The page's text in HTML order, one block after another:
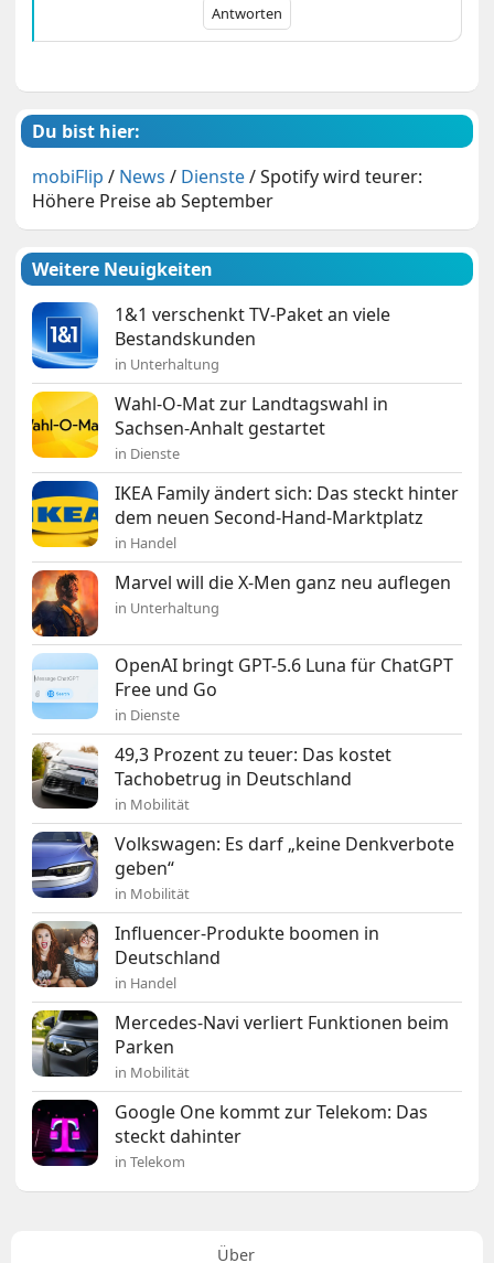
Antworten
Du bist hier:
mobiFlip / News / Dienste/Spotify wird teurer:
Höhere Preise ab September
Weitere Neuigkeiten
1&1 verschenkt TV-Paket an viele
Bestandskunden
in Unterhaltung
Wahl-O-Mat zur Landtagswahl in
Sachsen-Anhalt gestartet
in Dienste
IKEA Family ändert sich: Das steckt hinter
dem neuen Second-Hand-Marktplatz
in Handel
Marvel will die X-Men ganz neu auflegen
in Unterhaltung
OpenAI bringt GPT-5.6 Luna für ChatGPT
Free und Go
in Dienste
49,3 Prozent zu teuer: Das kostet
Tachobetrug in Deutschland
in Mobilität
Volkswagen: Es darf „keine Denkverbote
geben“
in Mobilität
Influencer-Produkte boomen in
Deutschland
in Handel
Mercedes-Navi verliert Funktionen beim
Parken
in Mobilität
Google One kommt zur Telekom: Das
steckt dahinter
in Telekom
Über